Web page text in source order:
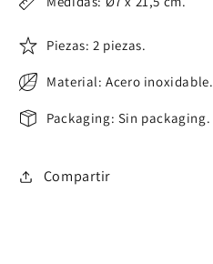
Piezas: 2 piezas.
Material: Acero inoxidable.
Packaging: Sin packaging.
Compartir